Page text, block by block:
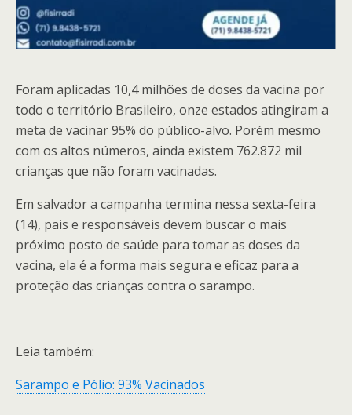
Foram aplicadas 10,4 milhões de doses da vacina por
todo o território Brasileiro, onze estados atingiram a
meta de vacinar 95% do público-alvo. Porém mesmo
com os altos números, ainda existem 762.872 mil
crianças que não foram vacinadas.
Em salvador a campanha termina nessa sexta-feira
(14), pais e responsáveis devem buscar o mais
próximo posto de saúde para tomar as doses da
vacina, ela é a forma mais segura e eficaz para a
proteção das crianças contra o sarampo.
Leia também:
Sarampo e Pólio: 93% Vacinados